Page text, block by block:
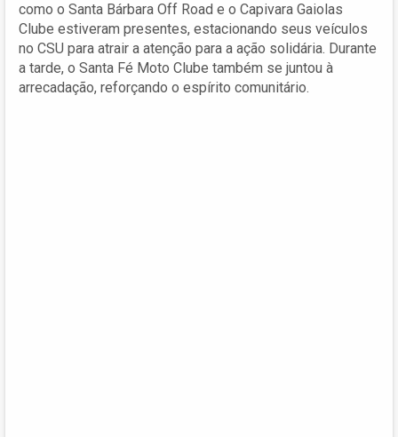
como o Santa Bárbara Off Road e o Capivara Gaiolas
Clube estiveram presentes, estacionando seus veículos
no CSU para atrair a atenção para a ação solidária. Durante
a tarde, o Santa Fé Moto Clube também se juntou à
arrecadação, reforçando o espírito comunitário.